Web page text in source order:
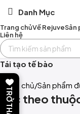
Danh Mục
Trang chủVề RejuveSản
Liên hệ
Tái tạo tế bào
Trang chủ Sản phẩm
Lọc theo